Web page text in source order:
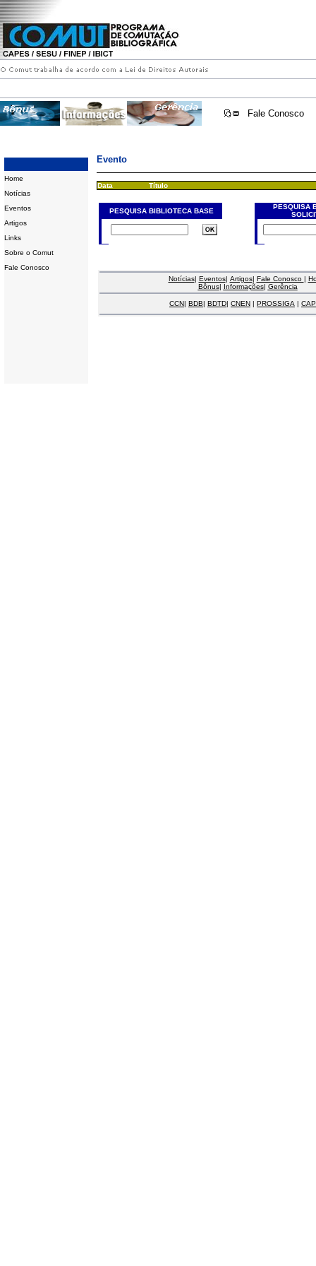
Fale Conosco
Home
Notícias
Eventos
Artigos
Links
Sobre o Comut
Fale Conosco
Evento
Data Título
PESQUISA BIBLIOTECA BASE
PESQUISA
Notícias| Eventos| Artigos| Fale Conosco |
Bônus| Informações| Gerência
CCN| BDB| BDTD| CNEN | PROSSIGA |